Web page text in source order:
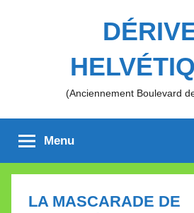
(Anciennement Boulevard
Menu
LA MASCARADE DE